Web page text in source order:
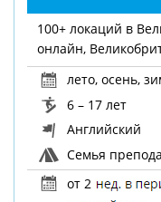
100+ локаций в
онлайн,
лето,осень,
6 – 17 лет
Английский
Семья
от 2